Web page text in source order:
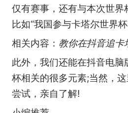
仅有赛事，还有与本次世界
比如“我国参与卡塔尔世界杯
相关内容： 教你在抖音追卡
此外，我们还能在抖音电
杯相关的很多元素;当然，
尝试，亲自了解!